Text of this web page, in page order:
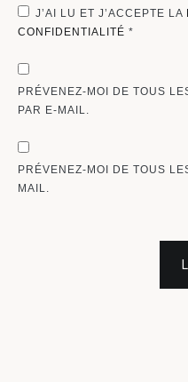
J’AI LU ET J’ACCEPTE LA
CONFIDENTIALITÉ *
PRÉVENEZ-MOI DE TOUS
PAR E-MAIL.
PRÉVENEZ-MOI DE TOUS
MAIL.